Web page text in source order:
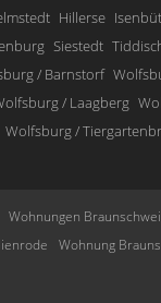
Hillerse
Siestedt
/ Barnstorf
/ Laagberg
Wolfsburg /
Wohnungen
Wohnung